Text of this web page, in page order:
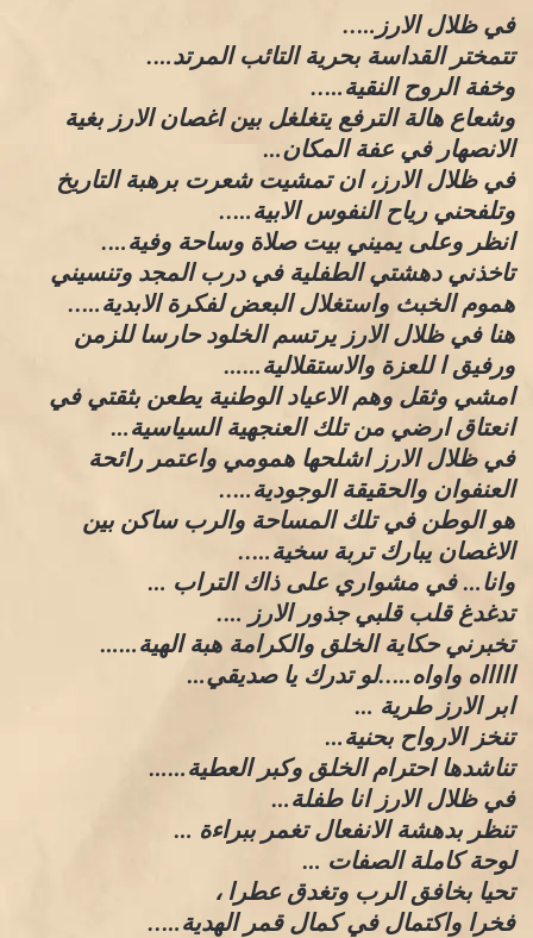
في ظلال الارز…..
تتمختر القداسة بحرية التائب المرتد….
وخفة الروح النقية…..
وشعاع هالة الترفع يتغلغل بين اغصان الارز بغية
الانصهار في عفة المكان…
في ظلال الارز، ان تمشيت شعرت برهبة التاريخ
وتلفحني رياح النفوس الابية…..
انظر وعلى يميني بيت صلاة وساحة وفية….
تاخذني دهشتي الطفلية في درب المجد وتنسيني
هموم الخبث واستغلال البعض لفكرة الابدية…..
هنا في ظلال الارز يرتسم الخلود حارسا للزمن
ورفيق ا للعزة والاستقلالية……
امشي وثقل وهم الاعياد الوطنية يطعن بثقتي في
انعتاق ارضي من تلك العنجهية السياسية…
في ظلال الارز اشلحها همومي واعتمر رائحة
العنفوان والحقيقة الوجودية…..
هو الوطن في تلك المساحة والرب ساكن بين
الاغصان يبارك تربة سخية…..
وانا… في مشواري على ذاك التراب …
تدغدغ قلب قلبي جذور الارز ….
تخبرني حكاية الخلق والكرامة هبة الهية……
اااااه واواه…..لو تدرك يا صديقي…
ابر الارز طرية …
تنخز الارواح بحنية…
تناشدها احترام الخلق وكبر العطية……
في ظلال الارز انا طفلة…
تنظر بدهشة الانفعال تغمر ببراءة …
لوحة كاملة الصفات …
تحيا بخافق الرب وتغدق عطرا ،
فخرا واكتمال في كمال قمر الهدية…..